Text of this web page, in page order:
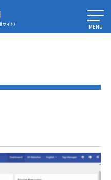
とそれらを追跡する最善の方
MENU